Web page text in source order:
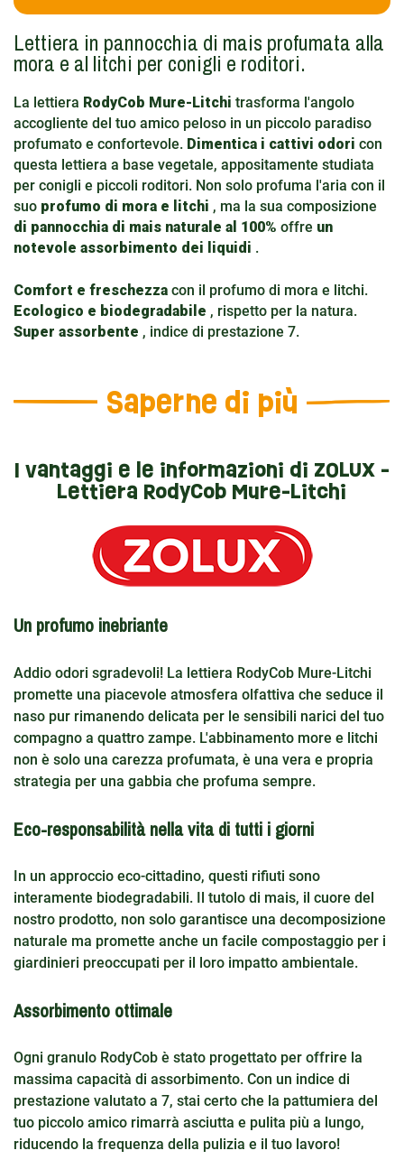
Lettiera in pannocchia di mais profumata alla
mora e al litchi per conigli e roditori.
La lettiera RodyCob Mure-Litchi trasforma l'angolo
accogliente del tuo amico peloso in un piccolo paradiso
profumato e confortevole. Dimentica i cattivi odori con
questa lettiera a base vegetale, appositamente studiata
per conigli e piccoli roditori. Non solo profuma l'aria con il
suo profumo di mora e litchi , ma la sua composizione
di pannocchia di mais naturale al 100% offre un
notevole assorbimento dei liquidi .
Comfort e freschezza con il profumo di mora e litchi.
Ecologico e biodegradabile , rispetto per la natura.
Super assorbente , indice di prestazione 7.
Saperne di più
I vantaggi e le informazioni di ZOLUX -
Lettiera RodyCob Mure-Litchi
Un profumo inebriante
Addio odori sgradevoli! La lettiera RodyCob Mure-Litchi
promette una piacevole atmosfera olfattiva che seduce il
naso pur rimanendo delicata per le sensibili narici del tuo
compagno a quattro zampe. L'abbinamento more e litchi
non è solo una carezza profumata, è una vera e propria
strategia per una gabbia che profuma sempre.
Eco-responsabilità nella vita di tutti i giorni
In un approccio eco-cittadino, questi rifiuti sono
interamente biodegradabili. Il tutolo di mais, il cuore del
nostro prodotto, non solo garantisce una decomposizione
naturale ma promette anche un facile compostaggio per i
giardinieri preoccupati per il loro impatto ambientale.
Assorbimento ottimale
Ogni granulo RodyCob è stato progettato per offrire la
massima capacità di assorbimento. Con un indice di
prestazione valutato a 7, stai certo che la pattumiera del
tuo piccolo amico rimarrà asciutta e pulita più a lungo,
riducendo la frequenza della pulizia e il tuo lavoro!